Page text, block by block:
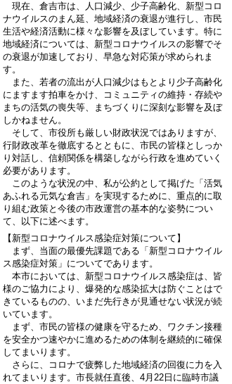
現在、倉吉市は、人口減少、少子高齢化、新型コロ
ナウイルスのまん延、地域経済の衰退が進行し、市民
生活や経済活動に様々な影響を及ぼしています。特に
地域経済については、新型コロナウイルスの影響でそ
の衰退が加速しており、早急な対応策が求められま
す。
また、若者の流出が人口減少はもとより少子高齢化
にますます拍車をかけ、コミュニティの維持・存続や
まちの活気の喪失等、まちづくりに深刻な影響を及ぼ
しかねません。
そして、市役所も厳しい財政状況ではありますが、
行財政改革を徹底するとともに、市民の皆様としっか
り対話し、信頼関係を構築しながら行政を進めていく
必要があります。
このような状況の中、私が公約として掲げた「活気
あふれる元気な倉吉」を実現するために、重点的に取
り組む政策と今後の市政運営の基本的な姿勢につい
て、以下に述べます。
【新型コロナウイルス感染症対策について】
まず、当面の最優先課題である「新型コロナウイル
ス感染症対策」についてであります。
本市においては、新型コロナウイルス感染症は、皆
様のご協力により、爆発的な感染拡大は防ぐことはで
きているものの、いまだ先行きが見通せない状況が続
いています。
まず、市民の皆様の健康を守るため、ワクチン接種
を安全かつ速やかに進めるための体制を継続的に確保
してまいります。
さらに、コロナで疲弊した地域経済の回復に力を入
れてまいります。市長就任直後、4月22日に臨時市議